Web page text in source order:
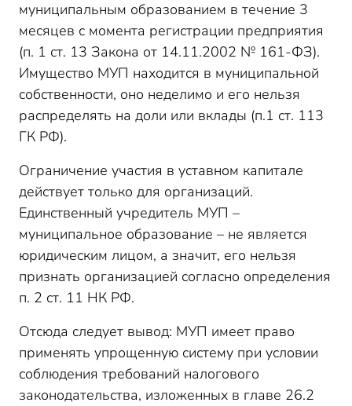
муниципальным образованием в течение 3
месяцев с момента регистрации предприятия
(п. 1 ст. 13 Закона от 14.11.2002 № 161-ФЗ).
Имущество МУП находится в муниципальной
собственности, оно неделимо и его нельзя
распределять на доли или вклады (п.1 ст. 113
ГК РФ).
Ограничение участия в уставном капитале
действует только для организаций.
Единственный учредитель МУП –
муниципальное образование – не является
юридическим лицом, а значит, его нельзя
признать организацией согласно определения
п. 2 ст. 11 НК РФ.
Отсюда следует вывод: МУП имеет право
применять упрощенную систему при условии
соблюдения требований налогового
законодательства, изложенных в главе 26.2